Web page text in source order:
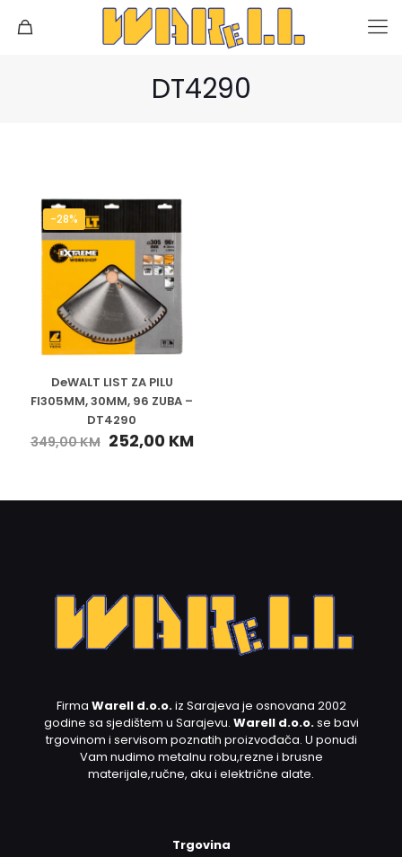
DT4290
-28%
DeWALT LIST ZA PILU
FI305MM, 30MM, 96 ZUBA –
DT4290
349,00KM 252,00 KM
Firma Warell d.o.o.iz Sarajeva je osnovana 2002
godine sa sjedištem u Sarajevu. Warell d.o.o.se bavi
trgovinom i servisom poznatih proizvođača. U ponudi
Vam nudimo metalnu robu,rezne i brusne
materijale,ručne, aku i električne alate.
Trgovina